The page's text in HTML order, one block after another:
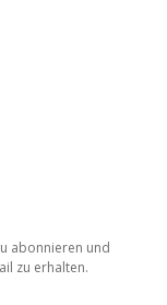
abonnieren und
zu erhalten.